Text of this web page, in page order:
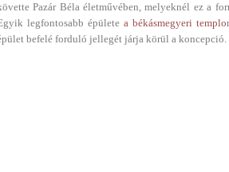
Pazár Béla életművében, melyeknél ez a
legfontosabb épületea békásmegyeri templo
befelé forduló jellegét járja körül a koncepció.